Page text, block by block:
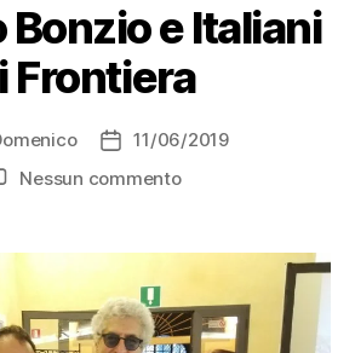
Bonzio e Italiani
Frontiera
Data
dell'articolo
11/06/2019
Nessun commentosu
e
di
Frontiera